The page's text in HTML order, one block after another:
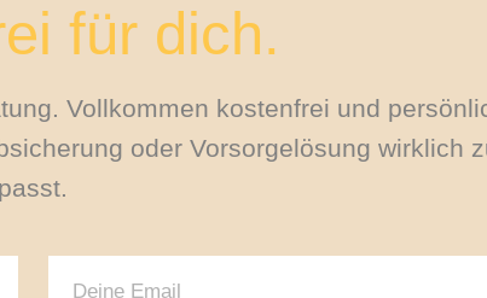
für dich.
Vollkommen kostenfrei und
oder Vorsorgelösung wirklich
passt.